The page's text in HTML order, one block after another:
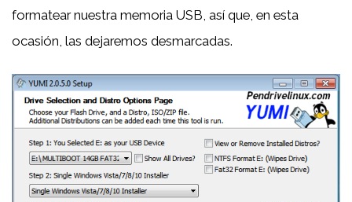
formatear nuestra memoria USB, así que, en esta
ocasión, las dejaremos desmarcadas.